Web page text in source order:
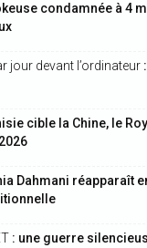
condamnée à 4
jour devant l’ordinateur
cible la Chine, le
Dahmani réapparaît
: une guerre